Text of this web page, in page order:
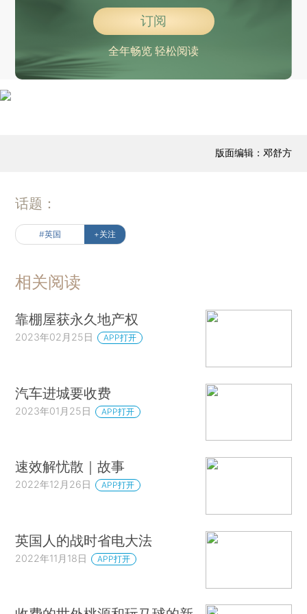
订阅
全年畅览 轻松阅读
版面编辑：邓舒方
话题：
#英国 +关注
相关阅读
靠棚屋获永久地产权
2023年02月25日 APP打开
汽车进城要收费
2023年01月25日 APP打开
速效解忧散｜故事
2022年12月26日 APP打开
英国人的战时省电大法
2022年11月18日 APP打开